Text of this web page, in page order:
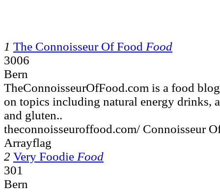
1 The Connoisseur Of Food Food
3006
Bern
TheConnoisseurOfFood.com is a food
on topics including natural energy drinks,
and gluten..
theconnoisseuroffood.com/ Connoisseur
Arrayflag
2 Very Foodie Food
301
Bern